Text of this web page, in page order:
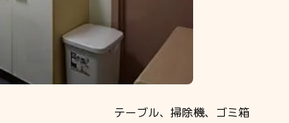
テーブル、掃除機、ゴミ箱